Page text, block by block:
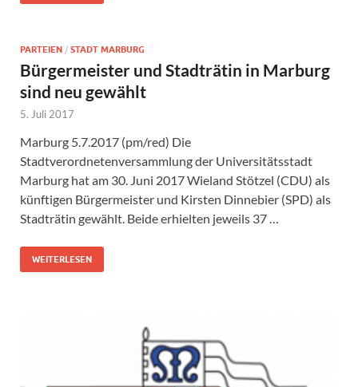
PARTEIEN / STADT MARBURG
Bürgermeister und Stadträtin in Marburg
sind neu gewählt
5. Juli 2017
Marburg 5.7.2017 (pm/red) Die
Stadtverordnetenversammlung der Universitätsstadt
Marburg hat am 30. Juni 2017 Wieland Stötzel (CDU) als
künftigen Bürgermeister und Kirsten Dinnebier (SPD) als
Stadträtin gewählt. Beide erhielten jeweils 37 …
WEITERLESEN